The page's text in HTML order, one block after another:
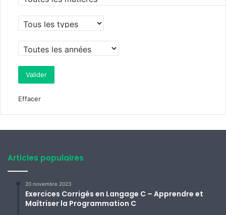
Effacer
Articles populaires
20 novembre 2023
Exercices Corrigés en Langage C – Apprendre et
Maîtriser la Programmation C